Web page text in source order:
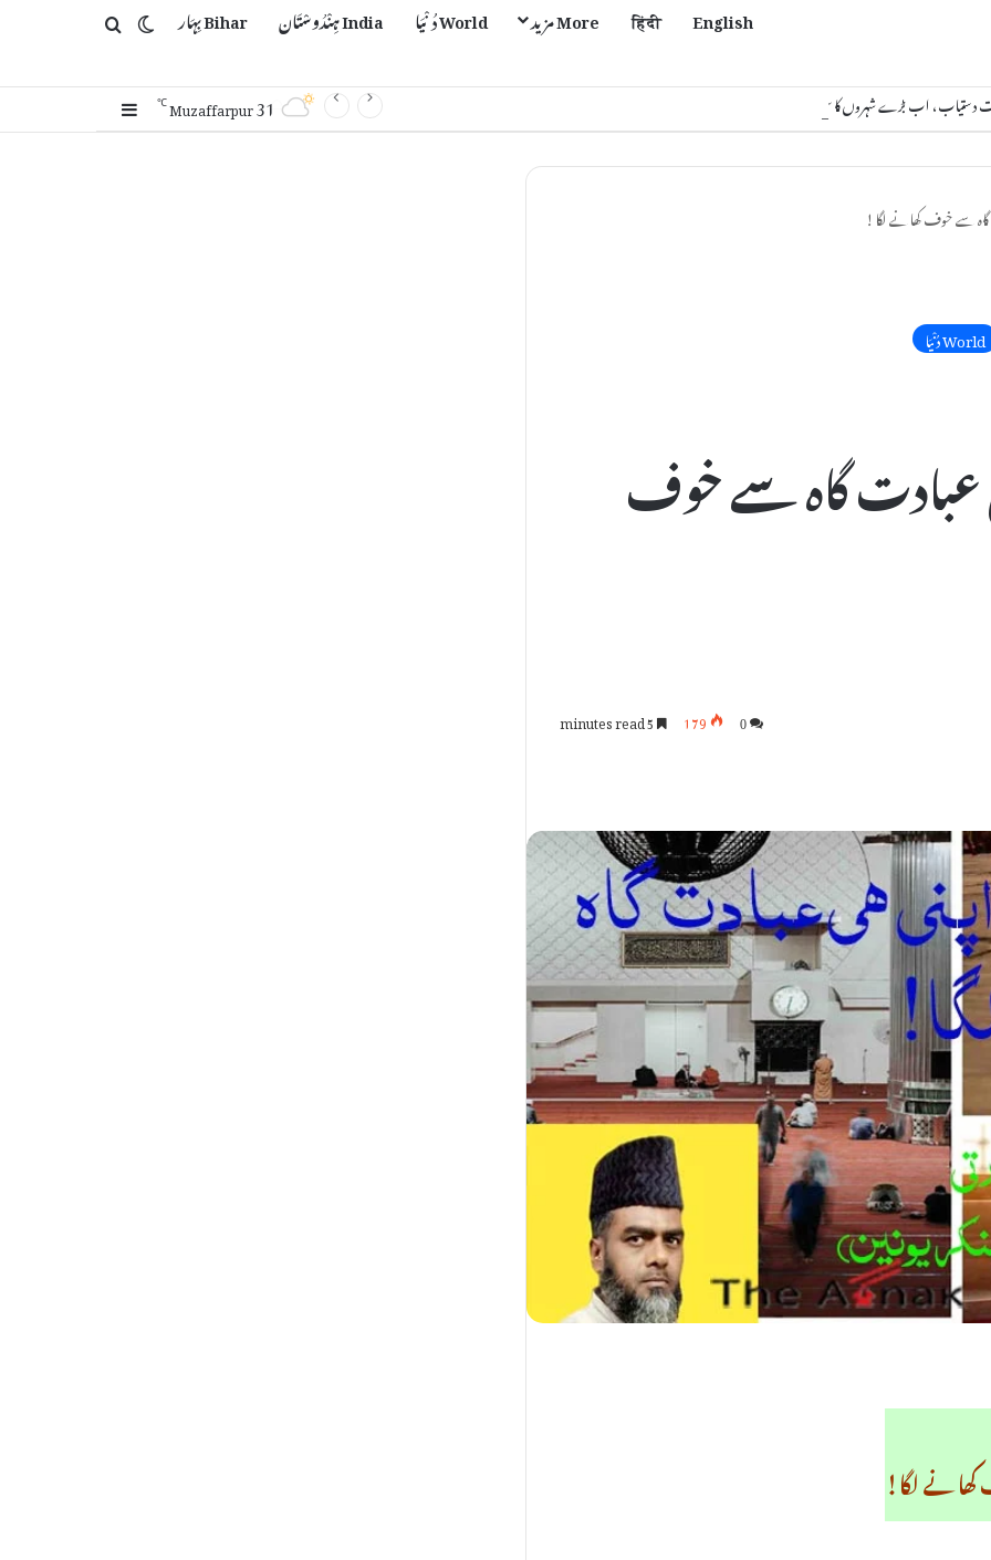
English
हिंदी More مزید World دُنْیَا India ہِنْدُوسْتَان Bihar بِہَار Switch skin
دستیاب، اب بڑے شہروں کا سفر نہیں کرنا پڑے گا Muzaffarpur31
℃
سے خوف کھانے لگا!
World دُنْیَا
عبادت گاہ سے خوف
0
179
لگا!